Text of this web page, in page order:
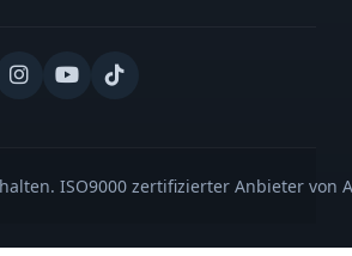
ISO9000 zertifizierter Anbieter von